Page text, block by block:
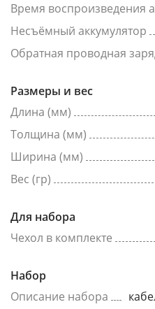
Время воспроизведения
Несъёмный аккумулятор
Обратная проводная
Размеры и вес
Длина (мм)
Толщина (мм)
Ширина (мм)
Вес (гр)
Для набора
Чехол в комплекте
Набор
Описание набора